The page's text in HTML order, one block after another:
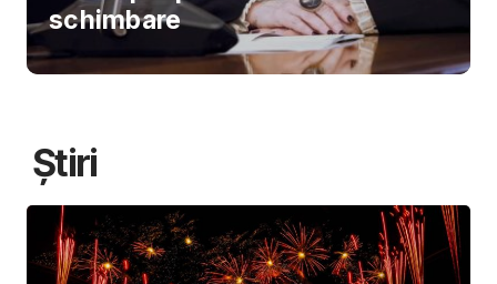
schimbare
Știri